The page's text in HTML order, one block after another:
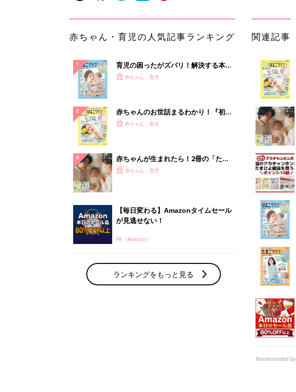
赤ちゃん・育児の人気記事ランキング
育児の困ったがズバリ！解決する本
『ひよこクラブ 夏号』 4カ月～2才
赤ちゃん・育児
赤ちゃんのお世話まるわかり！『初め
てのひよこクラブ 夏号』〈巻頭大特
赤ちゃん・育児
赤ちゃんが生まれたら！2冊の「たま
ひよ」
赤ちゃん・育児
【毎日変わる】Amazonタイムセール
が見逃せない！
PR（Amazon）
ランキングをもっと見る
関連記事
Recommended by